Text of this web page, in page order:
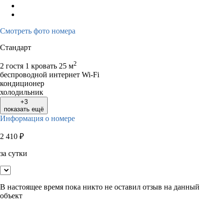
Смотреть фото номера
Стандарт
2 гостя 1 кровать 25 м2
беспроводной интернет Wi-Fi
кондиционер
холодильник
+3
показать ещё
Информация о номере
2 410 ₽
за сутки
В настоящее время пока никто не оставил отзыв на данный
объект